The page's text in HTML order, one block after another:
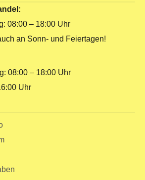
08:00 – 18:00 Uhr
an Sonn- und Feiertagen!
08:00 – 18:00 Uhr
Uhr